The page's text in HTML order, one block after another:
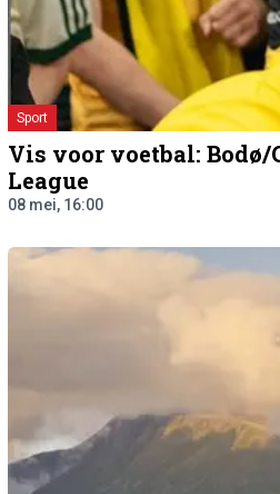
Sport
Vis voor voetbal:
League
08 mei, 16:00